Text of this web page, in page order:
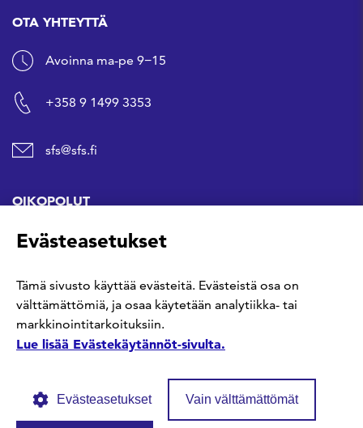
OTA YHTEYTTÄ
Avoinna ma-pe 9−15
+358 9 1499 3353
sfs@sfs.fi
OIKOPOLUT
Hanki standardi
Kommentoi tekeillä olevia standardeja
Evästeasetukset
Tämä sivusto käyttää evästeitä. Evästeistä osa on
välttämättömiä, ja osaa käytetään analytiikka- tai
markkinointitarkoituksiin.
Lue lisää Evästekäytännöt-sivulta.
Evästeasetukset Vain välttämättömät